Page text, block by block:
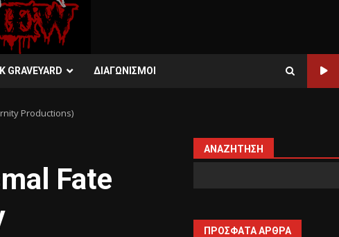
GRAVEYARD ΔΙΑΓΩΝΙΣΜΟΙ
Productions)
Fate
ΑΝΑΖΉΤΗΣΗ
ΠΡΌΣΦΑΤΑ ΆΡΘΡΑ